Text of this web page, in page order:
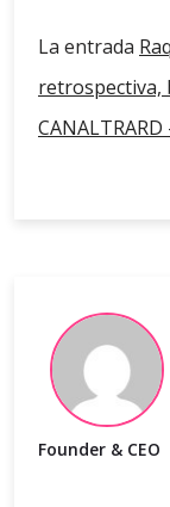
La entrada
retrospectiva,
Founder & CEO